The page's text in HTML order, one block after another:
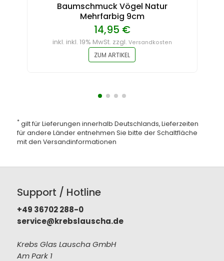
Baumschmuck Vögel Natur
Mehrfarbig 9cm
14,95 €
inkl. inkl. 19% MwSt. zzgl. Versandkosten
ZUM ARTIKEL
*gilt für Lieferungen innerhalb Deutschlands, Lieferzeiten
für andere Länder entnehmen Sie bitte der Schaltfläche
mit den Versandinformationen
Support / Hotline
+49 36702 288-0
service@krebslauscha.de
Krebs Glas Lauscha GmbH
Am Park 1